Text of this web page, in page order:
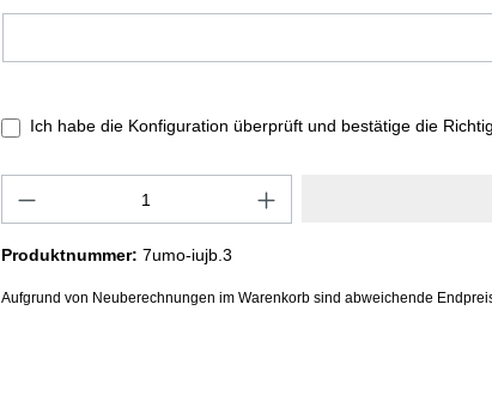
Ich habe die Konfiguration überprüft und bestätige die
Produktnummer: 7umo-iujb.3
Aufgrund von Neuberechnungen im Warenkorb sind abweichende